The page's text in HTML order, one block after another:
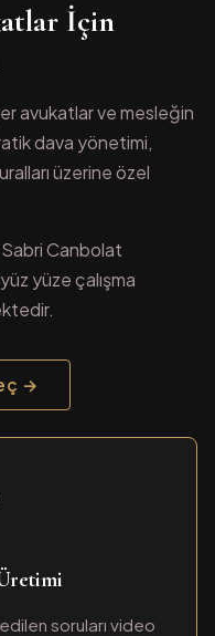
İçin
avukatlar ve mesleğin
dava yönetimi,
üzerine özel
Sabri Canbolat
yüze çalışma
→
soruları video